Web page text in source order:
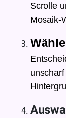
Scrolle
Mosaik-